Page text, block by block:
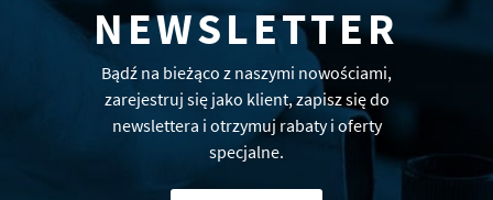
NEWSLETTER
Bądź na bieżąco z naszymi nowościami,
zarejestruj się jako klient, zapisz się do
newslettera i otrzymuj rabaty i oferty
specjalne.